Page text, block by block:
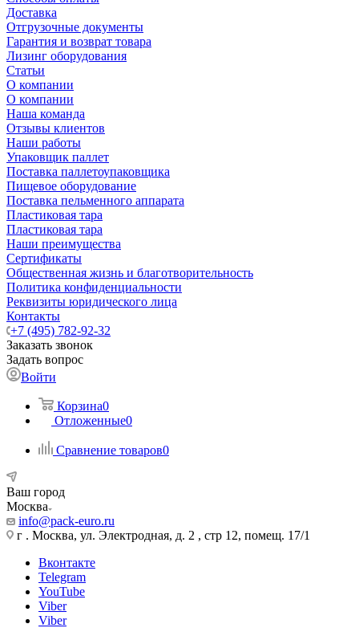
Доставка
Отгрузочные документы
Гарантия и возврат товара
Лизинг оборудования
Статьи
О компании
О компании
Наша команда
Отзывы клиентов
Наши работы
Упаковщик паллет
Поставка паллетоупаковщика
Пищевое оборудование
Поставка пельменного аппарата
Пластиковая тара
Пластиковая тара
Наши преимущества
Сертификаты
Общественная жизнь и благотворительность
Политика конфиденциальности
Реквизиты юридического лица
Контакты
+7 (495) 782-92-32
Заказать звонок
Задать вопрос
Войти
Корзина0
Отложенные0
Сравнение товаров0
Ваш город
Москва
info@pack-euro.ru
г . Москва, ул. Электродная, д. 2 , стр 12, помещ. 17/1
Вконтакте
Telegram
YouTube
Viber
Viber